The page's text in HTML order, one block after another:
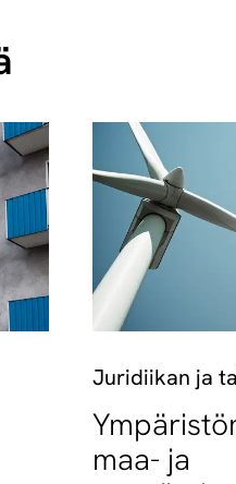
Juridiikan ja
maa- ja